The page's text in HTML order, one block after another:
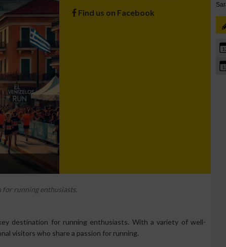
Find us on Facebook
running enthusiasts.
destination for running enthusiasts. With a variety of well-
visitors who share a passion for running.